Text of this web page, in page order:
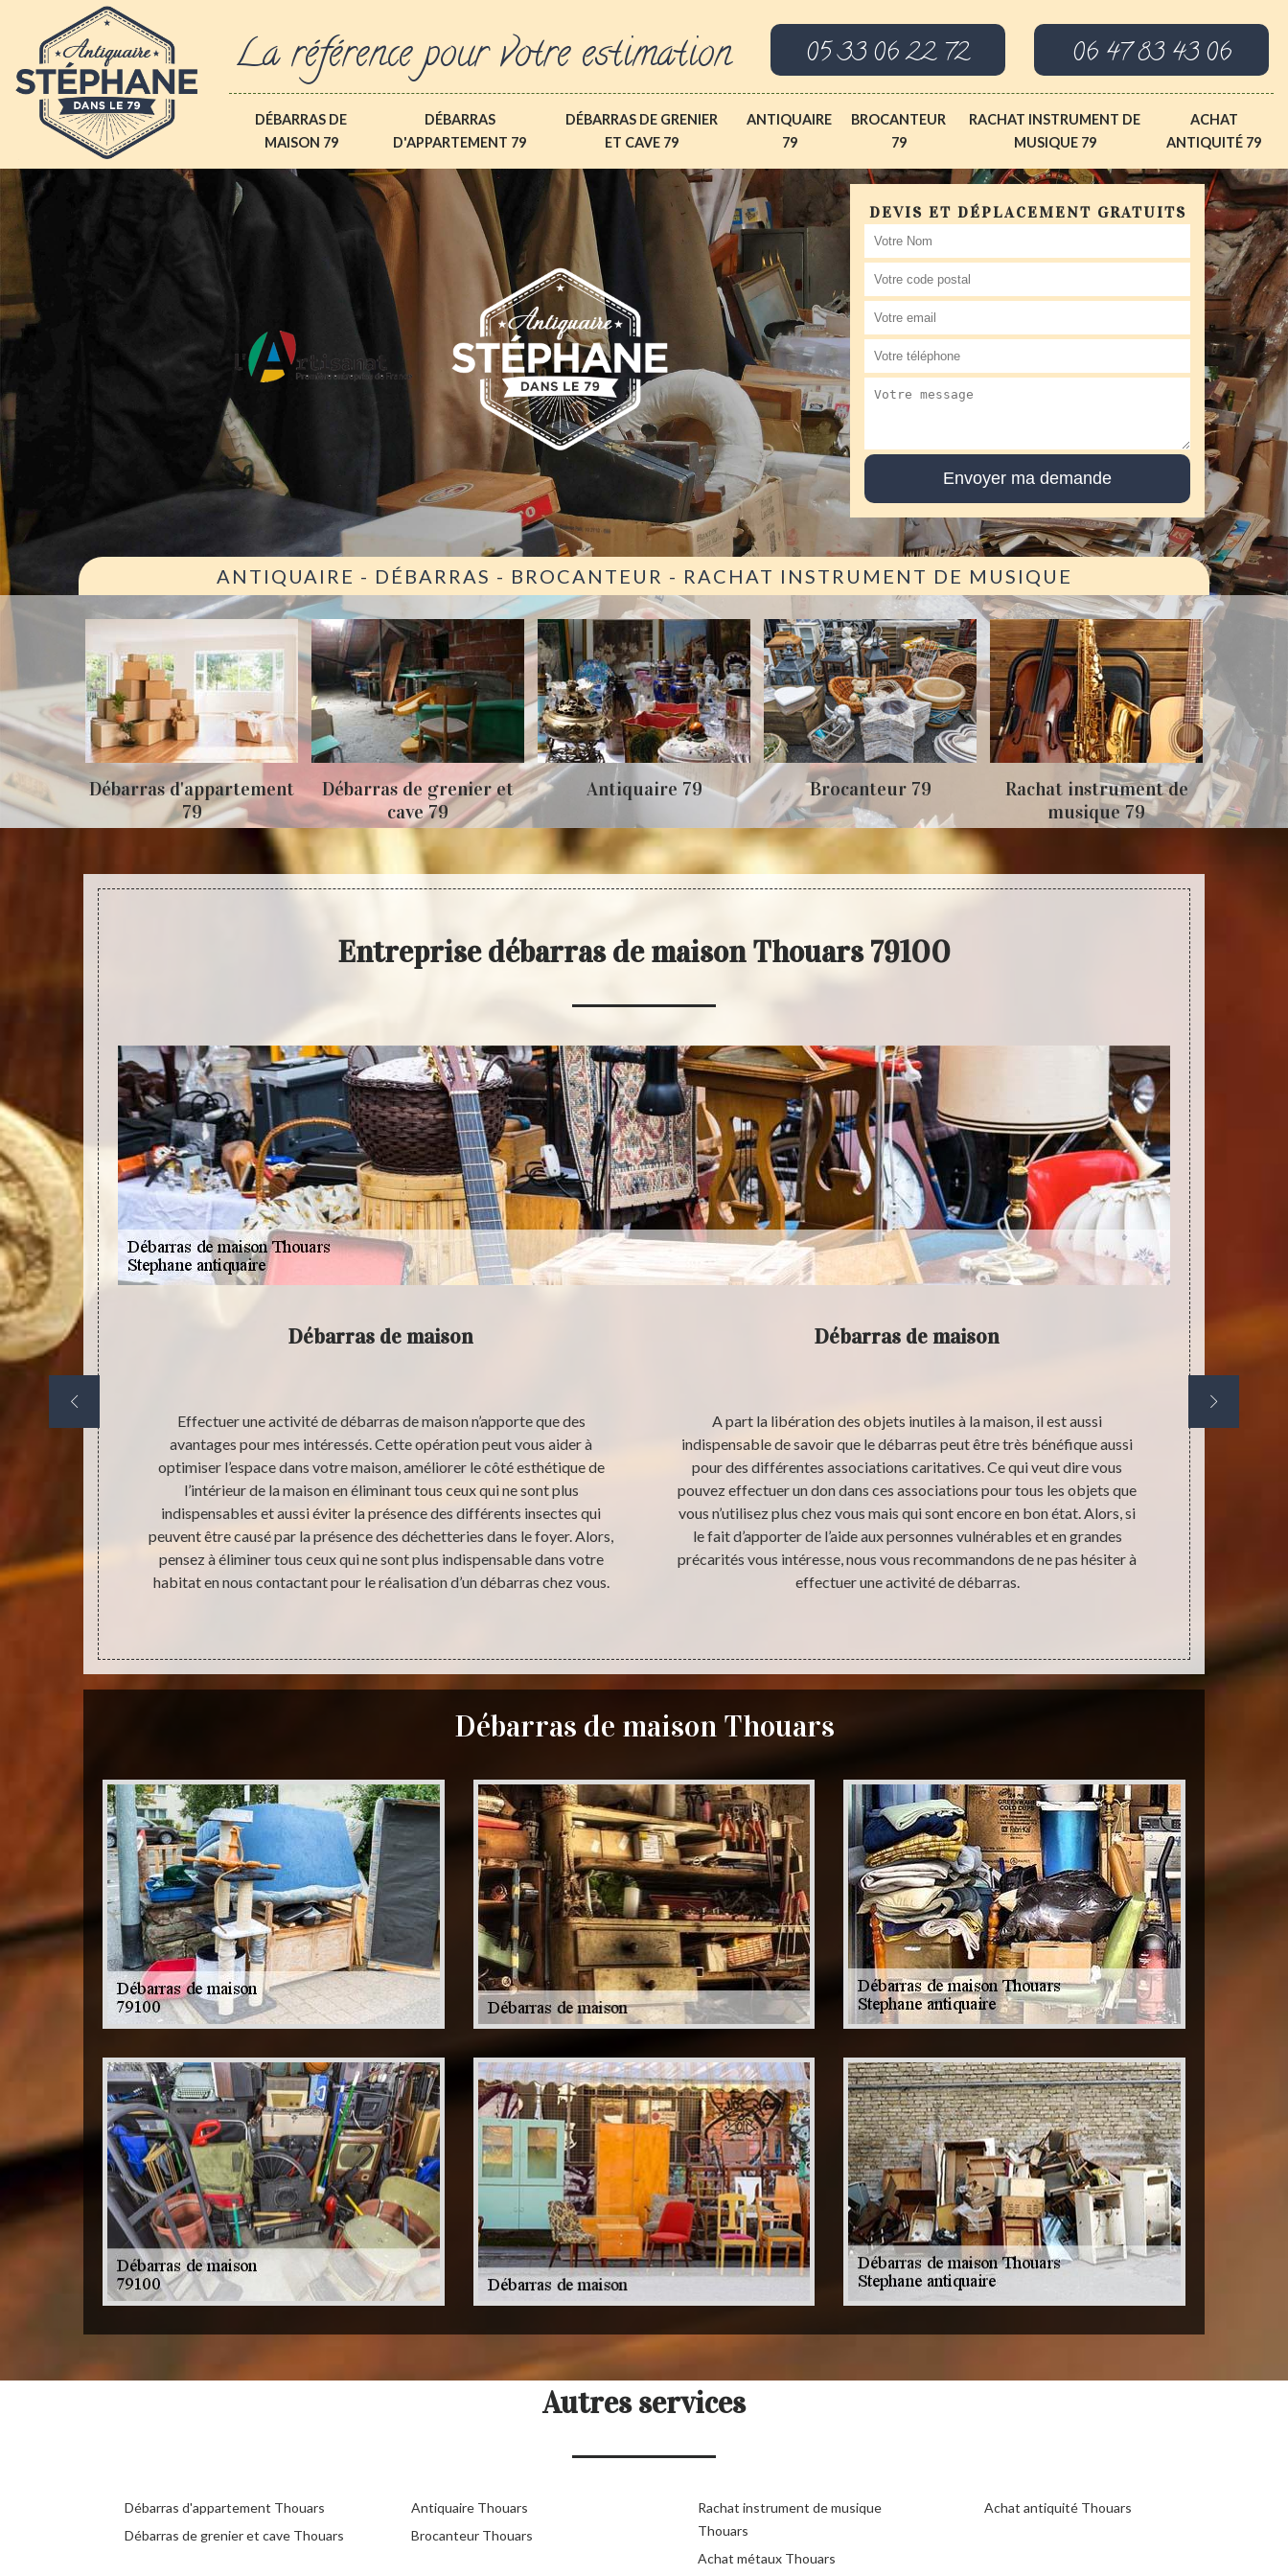
La référence pour votre estimation 05 33 06 22 72 06 47 83 43 06
DÉBARRAS DE
MAISON 79
DÉBARRAS
D'APPARTEMENT 79
DÉBARRAS DE GRENIER
ET CAVE 79
ANTIQUAIRE
79
BROCANTEUR
79
RACHAT INSTRUMENT DE
MUSIQUE 79
ACHAT
ANTIQUITÉ 79
DEVIS ET DÉPLACEMENT GRATUITS
ANTIQUAIRE - DÉBARRAS - BROCANTEUR - RACHAT INSTRUMENT DE MUSIQUE
79
Débarras d'appartement
79
Débarras de grenier et
cave 79
Antiquaire 79 Brocanteur 79
Rachat instrument de
musique 79
Entreprise débarras de maison Thouars 79100
équipe
Débarras de maison
Effectuer une activité de débarras de maison n’apporte que des
avantages pour mes intéressés. Cette opération peut vous aider à
optimiser l’espace dans votre maison, améliorer le côté esthétique de
l’intérieur de la maison en éliminant tous ceux qui ne sont plus
indispensables et aussi éviter la présence des différents insectes qui
peuvent être causé par la présence des déchetteries dans le foyer. Alors,
pensez à éliminer tous ceux qui ne sont plus indispensable dans votre
habitat en nous contactant pour le réalisation d’un débarras chez vous.
Débarras de maison
A part la libération des objets inutiles à la maison, il est aussi
indispensable de savoir que le débarras peut être très bénéfique aussi
pour des différentes associations caritatives. Ce qui veut dire vous
pouvez effectuer un don dans ces associations pour tous les objets que
vous n’utilisez plus chez vous mais qui sont encore en bon état. Alors, si
le fait d’apporter de l’aide aux personnes vulnérables et en grandes
précarités vous intéresse, nous vous recommandons de ne pas hésiter à
effectuer une activité de débarras.
Débarras de maison Thouars
Autres services
Débarras d'appartement Thouars
Débarras de grenier et cave Thouars
Antiquaire Thouars
Brocanteur Thouars
Rachat instrument de musique
Thouars
Achat métaux Thouars
Achat antiquité Thouars